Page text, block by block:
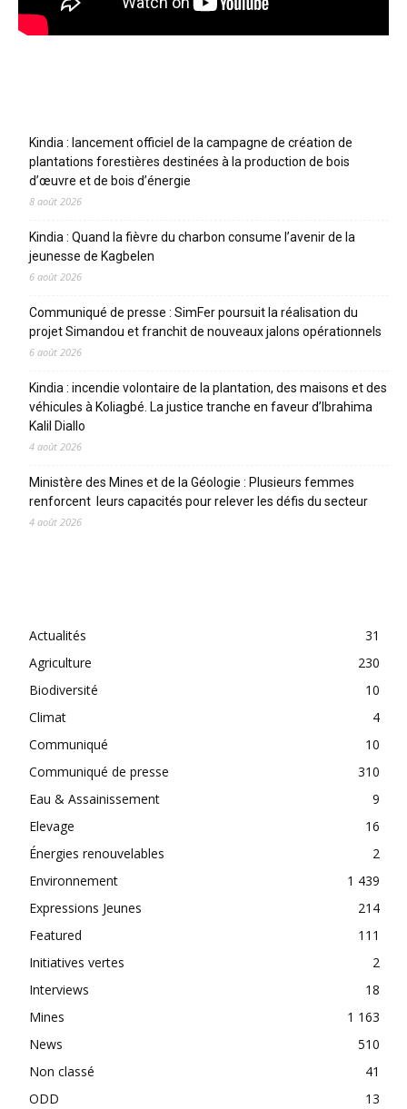
Kindia : lancement officiel de la campagne de création de
plantations forestières destinées à la production de bois
d’œuvre et de bois d’énergie
8 août 2026
Kindia : Quand la fièvre du charbon consume l’avenir de la
jeunesse de Kagbelen
6 août 2026
Communiqué de presse : SimFer poursuit la réalisation du
projet Simandou et franchit de nouveaux jalons opérationnels
6 août 2026
Kindia : incendie volontaire de la plantation, des maisons et des
véhicules à Koliagbé. La justice tranche en faveur d’Ibrahima
Kalil Diallo
4 août 2026
Ministère des Mines et de la Géologie : Plusieurs femmes
renforcent leurs capacités pour relever les défis du secteur
4 août 2026
Actualités
31
Agriculture
230
Biodiversité
10
Climat
4
Communiqué
10
Communiqué de presse
310
Eau & Assainissement
9
Elevage
16
Énergies renouvelables
2
Environnement
1 439
Expressions Jeunes
214
Featured
111
Initiatives vertes
2
Interviews
18
Mines
1 163
News
510
Non classé
41
ODD
13